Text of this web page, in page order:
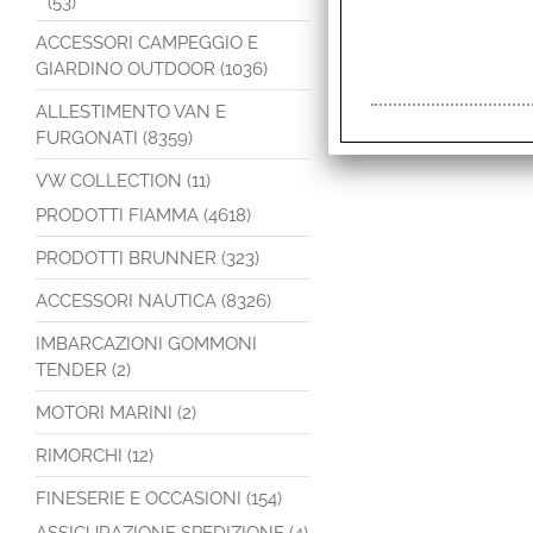
ACCESSORI CAMPEGGIO E
GIARDINO OUTDOOR (1036)
ALLESTIMENTO VAN E
FURGONATI (8359)
VW COLLECTION (11)
PRODOTTI FIAMMA (4618)
PRODOTTI BRUNNER (323)
ACCESSORI NAUTICA (8326)
IMBARCAZIONI GOMMONI
TENDER (2)
MOTORI MARINI (2)
RIMORCHI (12)
FINESERIE E OCCASIONI (154)